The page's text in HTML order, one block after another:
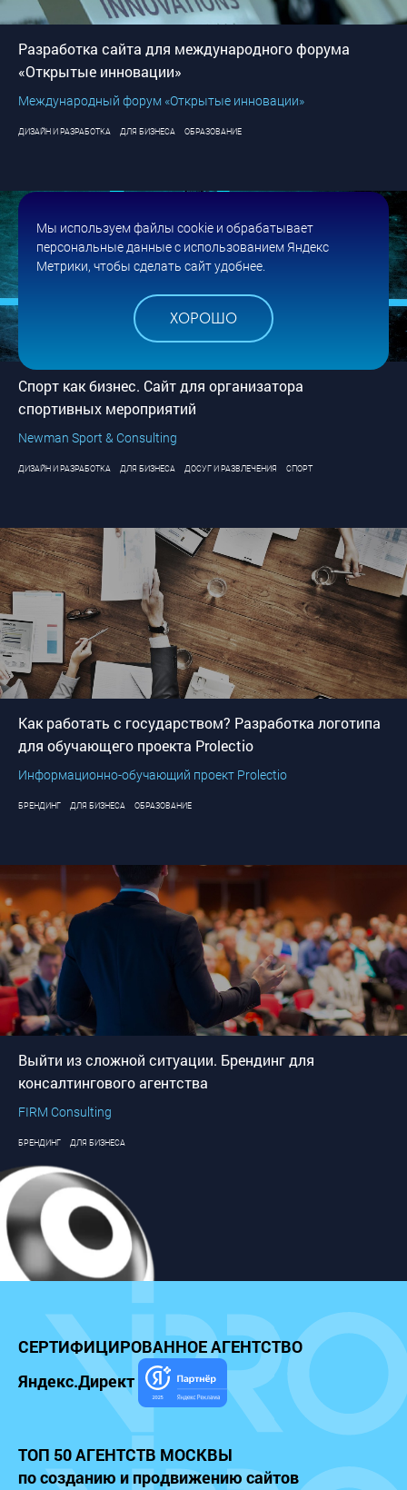
Разработка сайта для международного форума
«Открытые инновации»
Международный форум «Открытые инновации»
ДИЗАЙН И РАЗРАБОТКА ДЛЯ БИЗНЕСА ОБРАЗОВАНИЕ
Спорт как бизнес. Сайт для организатора
спортивных мероприятий
Newman Sport & Consulting
ДИЗАЙН И РАЗРАБОТКА ДЛЯ БИЗНЕСА ДОСУГ И РАЗВЛЕЧЕНИЯ СПОРТ
Как работать с государством? Разработка логотипа
для обучающего проекта Prolectio
Информационно-обучающий проект Prolectio
БРЕНДИНГ ДЛЯ БИЗНЕСА ОБРАЗОВАНИЕ
Выйти из сложной ситуации. Брендинг для
консалтингового агентства
FIRM Consulting
БРЕНДИНГ ДЛЯ БИЗНЕСА
СЕРТИФИЦИРОВАННОЕАГЕНТСТВО
Яндекс.Директ
ТОП 50 АГЕНТСТВ МОСКВЫ
по созданию и продвижению сайтов
Мы используем файлы cookie и обрабатывает
персональные данные с использованием Яндекс
Метрики, чтобы сделать сайт удобнее.
ХОРОШО